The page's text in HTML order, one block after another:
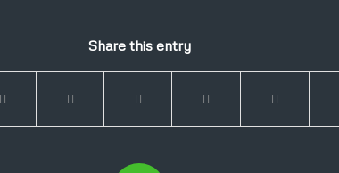
Share this entry